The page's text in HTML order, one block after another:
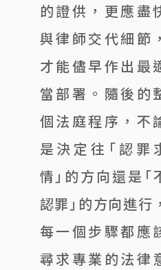
的證供，更應盡
與律師交代細節，
才能儘早作出最
當部署。隨後的
個法庭程序，不
是決定往「認罪
情」的方向還是「
認罪」的方向進行，
每一個步驟都應
尋求專業的法律